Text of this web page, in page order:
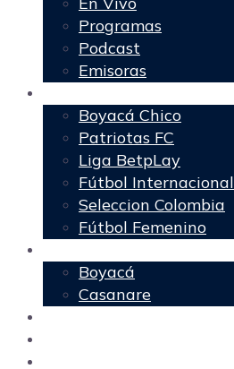
Programas
Podcast
Emisoras
Boyacá Chico
Patriotas FC
Liga BetpLay
Fútbol Internacional
Seleccion Colombia
Fútbol Femenino
Boyacá
Casanare